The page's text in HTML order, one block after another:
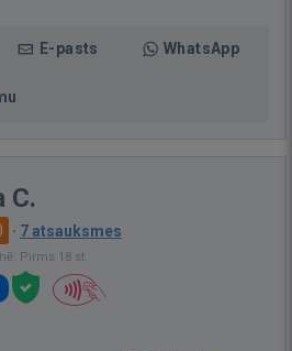
E-pasts WhatsApp
C.
· 7 atsauksmes
Pirms 18 st.